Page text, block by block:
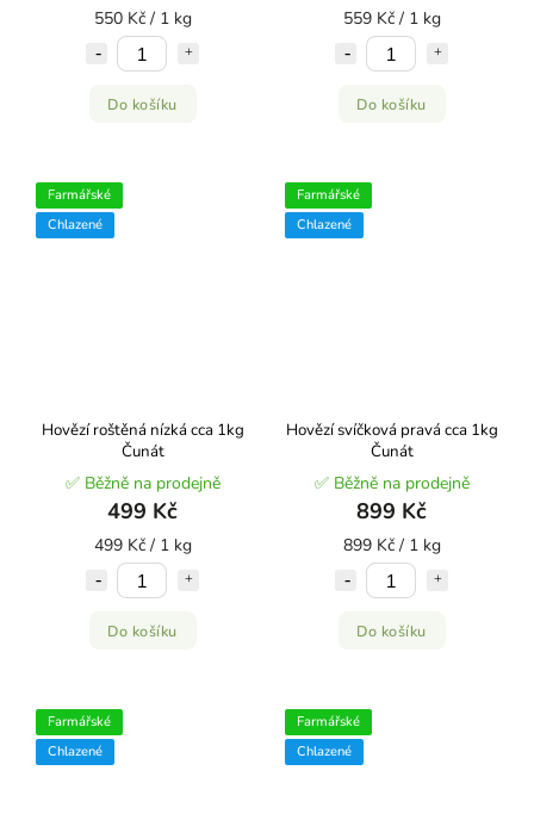
550 Kč / 1 kg
Do košíku
559 Kč / 1 kg
Do košíku
Farmářské
Chlazené
Hovězí roštěná nízká cca 1kg
Čunát
✅ Běžně na prodejně
499 Kč
499 Kč / 1 kg
Do košíku
Farmářské
Chlazené
Hovězí svíčková pravá cca 1kg
Čunát
✅ Běžně na prodejně
899 Kč
899 Kč / 1 kg
Do košíku
Farmářské
Chlazené
Farmářské
Chlazené